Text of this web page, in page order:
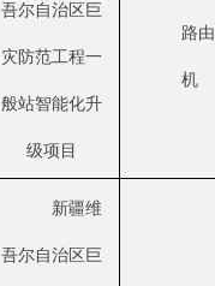
吾尔自治区巨
灾防范工程一
般站智能化升
级项目
路
机
新疆维
吾尔自治区巨